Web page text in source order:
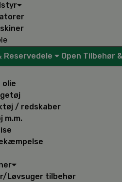
Reservedele
Open Tilbehør
olie
/ redskaber
m.m.
Løvsuger tilbehør